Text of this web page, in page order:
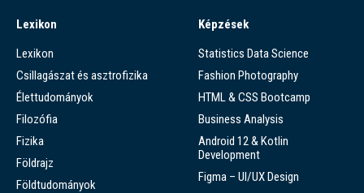
Lexikon
Lexikon
Csillagászat és asztrofizika
Élettudományok
Filozófia
Fizika
Földrajz
Földtudományok
Képzések
Statistics Data Science
Fashion Photography
HTML & CSS Bootcamp
Business Analysis
Android 12 & Kotlin
Development
Figma – UI/UX Design